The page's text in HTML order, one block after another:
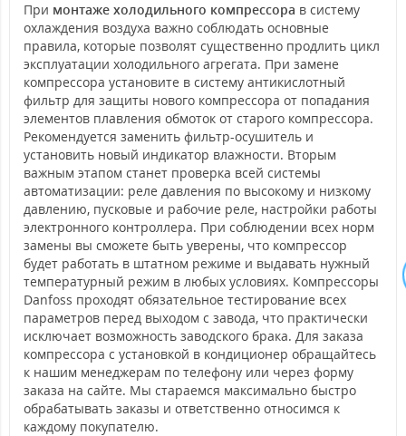
При монтаже холодильного компрессора в систему
охлаждения воздуха важно соблюдать основные
правила, которые позволят существенно продлить цикл
эксплуатации холодильного агрегата. При замене
компрессора установите в систему антикислотный
фильтр для защиты нового компрессора от попадания
элементов плавления обмоток от старого компрессора.
Рекомендуется заменить фильтр-осушитель и
установить новый индикатор влажности. Вторым
важным этапом станет проверка всей системы
автоматизации: реле давления по высокому и низкому
давлению, пусковые и рабочие реле, настройки работы
электронного контроллера. При соблюдении всех норм
замены вы сможете быть уверены, что компрессор
будет работать в штатном режиме и выдавать нужный
температурный режим в любых условиях. Компрессоры
Danfoss проходят обязательное тестирование всех
параметров перед выходом с завода, что практически
исключает возможность заводского брака. Для заказа
компрессора с установкой в кондиционер обращайтесь
к нашим менеджерам по телефону или через форму
заказа на сайте. Мы стараемся максимально быстро
обрабатывать заказы и ответственно относимся к
каждому покупателю.